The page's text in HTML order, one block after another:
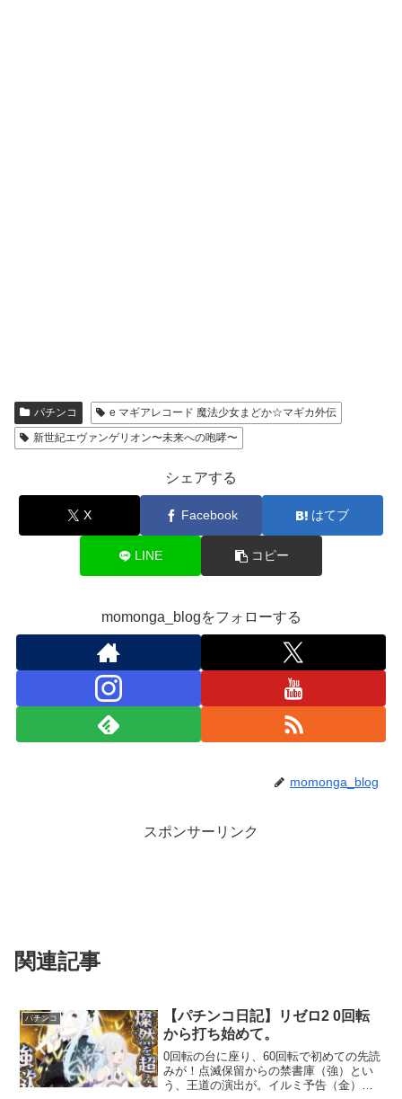
パチンコ
e マギアレコード 魔法少女まどか☆マギカ外伝
新世紀エヴァンゲリオン〜未来への咆哮〜
シェアする
X Facebook はてブ
LINE コピー
momonga_blogをフォローする
momonga_blog
スポンサーリンク
関連記事
パチンコ
【パチンコ日記】リゼロ2 0回転
から打ち始めて。
0回転の台に座り、60回転で初めての先読
みが！点滅保留からの禁書庫（強）とい
う、王道の演出が。イルミ予告（金）が